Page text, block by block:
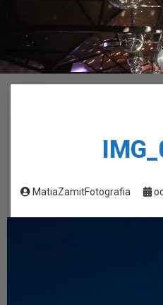
MatiaZamitFotografia